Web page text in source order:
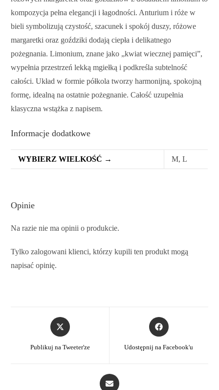
kompozycja pełna elegancji i łagodności. Anturium i róże w
bieli symbolizują czystość, szacunek i spokój duszy, różowe
margaretki oraz goździki dodają ciepła i delikatnego
pożegnania. Limonium, znane jako „kwiat wiecznej pamięci”,
wypełnia przestrzeń lekką mgiełką i podkreśla subtelność
całości. Układ w formie półkola tworzy harmonijną, spokojną
formę, idealną na ostatnie pożegnanie. Całość uzupełnia
klasyczna wstążka z napisem.
Informacje dodatkowe
WYBIERZ WIELKOŚĆ → M, L
Opinie
Na razie nie ma opinii o produkcie.
Tylko zalogowani klienci, którzy kupili ten produkt mogą
napisać opinię.
Publikuj na Tweeter'ze Udostępnij na Facebook'u